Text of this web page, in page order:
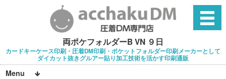
両ポケフォルダーB VN ９日
カードキーケース印刷・圧着DM印刷・ポケットフォルダー印刷メーカーとして
ダイカット抜きグルアー貼り加工技術を活かす印刷通販
Menu